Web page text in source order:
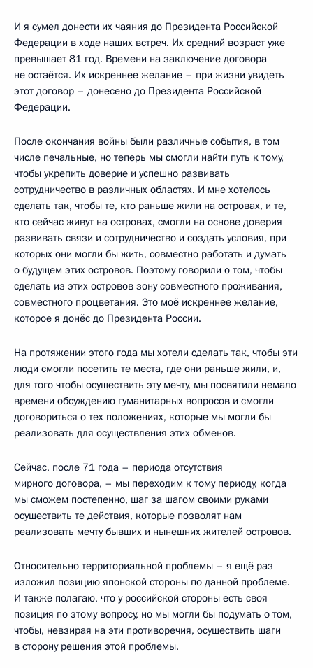
И я сумел донести их чаяния до Президента Российской
Федерации в ходе наших встреч. Их средний возраст уже
превышает 81 год. Времени на заключение договора
не остаётся. Их искреннее желание – при жизни увидеть
этот договор – донесено до Президента Российской
Федерации.
После окончания войны были различные события, в том
числе печальные, но теперь мы смогли найти путь к тому,
чтобы укрепить доверие и успешно развивать
сотрудничество в различных областях. И мне хотелось
сделать так, чтобы те, кто раньше жили на островах, и те,
кто сейчас живут на островах, смогли на основе доверия
развивать связи и сотрудничество и создать условия, при
которых они могли бы жить, совместно работать и думать
о будущем этих островов. Поэтому говорили о том, чтобы
сделать из этих островов зону совместного проживания,
совместного процветания. Это моё искреннее желание,
которое я донёс до Президента России.
На протяжении этого года мы хотели сделать так, чтобы эти
люди смогли посетить те места, где они раньше жили, и,
для того чтобы осуществить эту мечту, мы посвятили немало
времени обсуждению гуманитарных вопросов и смогли
договориться о тех положениях, которые мы могли бы
реализовать для осуществления этих обменов.
Сейчас, после 71 года – периода отсутствия
мирного договора, – мы переходим к тому периоду, когда
мы сможем постепенно, шаг за шагом своими руками
осуществить те действия, которые позволят нам
реализовать мечту бывших и нынешних жителей островов.
Относительно территориальной проблемы – я ещё раз
изложил позицию японской стороны по данной проблеме.
И также полагаю, что у российской стороны есть своя
позиция по этому вопросу, но мы могли бы подумать о том,
чтобы, невзирая на эти противоречия, осуществить шаги
в сторону решения этой проблемы.